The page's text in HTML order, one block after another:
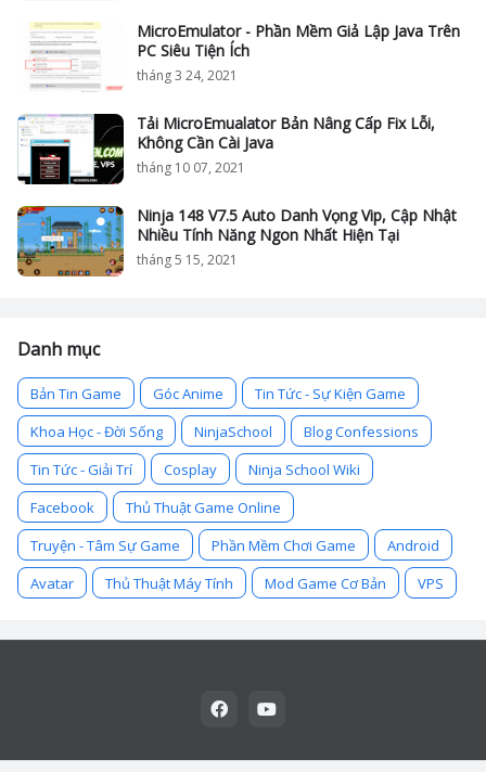
MicroEmulator - Phần Mềm Giả Lập Java Trên
PC Siêu Tiện Ích
tháng 3 24, 2021
Tải MicroEmualator Bản Nâng Cấp Fix Lỗi,
Không Cần Cài Java
tháng 10 07, 2021
Ninja 148 V7.5 Auto Danh Vọng Vip, Cập Nhật
Nhiều Tính Năng Ngon Nhất Hiện Tại
tháng 5 15, 2021
Danh mục
Bản Tin Game Góc Anime
Tin Tức - Sự Kiện Game
Khoa Học - Đời Sống
NinjaSchool
Blog Confessions
Tin Tức - Giải Trí
Cosplay
Ninja School Wiki
Facebook
Thủ Thuật Game Online
Truyện - Tâm Sự Game
Phần Mềm Chơi Game
Android
Avatar
Thủ Thuật Máy Tính Mod Game Cơ Bản VPS